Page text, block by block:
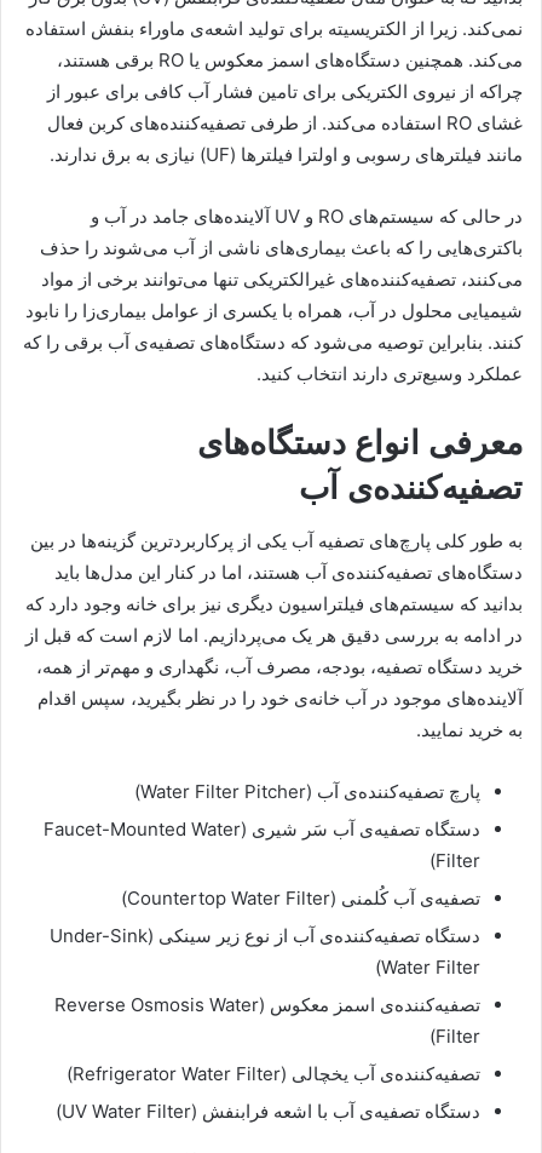
نمی‌کند. زیرا از الکتریسیته برای تولید اشعه‌ی ماوراء بنفش استفاده
می‌کند. همچنین دستگاه‌های اسمز معکوس یا RO برقی هستند،
چراکه از نیروی الکتریکی برای تامین فشار آب کافی برای عبور از
غشای RO استفاده می‌کند. از طرفی تصفیه‌کننده‌های کربن فعال
مانند فیلترهای رسوبی و اولترا فیلترها (UF) نیازی به برق ندارند.
در حالی که سیستم‌های RO و UV آلاینده‌های جامد در آب و
باکتری‌هایی را که باعث بیماری‌های ناشی از آب می‌شوند را حذف
می‌کنند، تصفیه‌کننده‌های غیرالکتریکی تنها می‌توانند برخی از مواد
شیمیایی محلول در آب، همراه با یکسری از عوامل بیماری‌زا را نابود
کنند. بنابراین توصیه می‌شود که دستگاه‌های تصفیه‌ی آب برقی را که
عملکرد وسیع‌تری دارند انتخاب کنید.
معرفی انواع دستگا‌ه‌های
تصفیه‌کننده‌ی آب
به طور کلی پارچ‌های تصفیه آب یکی از پرکاربردترین گزینه‌ها در بین
دستگاه‌های تصفیه‌کننده‌ی آب هستند، اما در کنار این مدل‌ها باید
بدانید که سیستم‌های فیلتراسیون دیگری نیز برای خانه وجود دارد که
در ادامه به بررسی دقیق هر یک می‌پردازیم. اما لازم است که قبل از
خرید دستگاه تصفیه، بودجه، مصرف آب، نگهداری و مهم‌تر از همه،
آلاینده‌های موجود در آب خانه‌ی خود را در نظر بگیرید، سپس اقدام
به خرید نمایید.
پارچ تصفیه‌کننده‌ی آب (Water Filter Pitcher)
دستگاه تصفیه‌ی آب سَر شیری (Faucet-Mounted Water
Filter)
تصفیه‌ی آب کُلمنی (Countertop Water Filter)
دستگاه تصفیه‌کننده‌ی آب از نوع زیر سینکی (Under-Sink
Water Filter)
تصفیه‌کننده‌ی اسمز معکوس (Reverse Osmosis Water
Filter)
تصفیه‌کننده‌ی آب یخچالی (Refrigerator Water Filter)
دستگاه تصفیه‌ی آب با اشعه فرابنفش (UV Water Filter)